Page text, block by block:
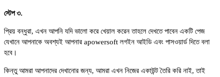
স্টেপ ৩.
প্রিয় বন্ধুরা, এখন আপনি যদি ভালো করে খেয়াল করেন তাহলে দেখতে পাবেন একটি পেজ
যেখানে আপনাকে অবশ্যই আপনার apowersoft লগইন আইডি এবং পাসওয়ার্ড দিতে বলা
হবে।
কিন্তু আমরা আপনাদের দেখানোর জন্য, আমরা এখন নিজের একাউন্ট তৈরি করি নাই, তাই